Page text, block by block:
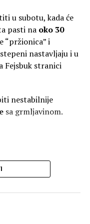
snažan Super El
su temperature
Pacifika između
vrijednosti.
može biti
površine okeana.
je područje u kojem
i izbija prema
Ninjo.
Super El
u subotu, kada će
pasti na oko 30
“pržionica” i
nastavljaju i u
Fejsbuk stranici
nestabilnije
sa grmljavinom.